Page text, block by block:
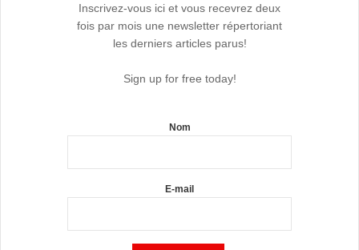
Inscrivez-vous ici et vous recevrez deux
fois par mois une newsletter répertoriant
les derniers articles parus!
Sign up for free today!
Nom
E-mail